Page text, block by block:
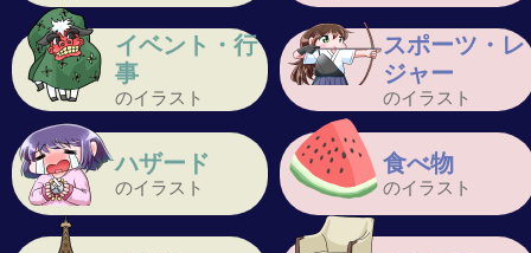
イベント・行
事
のイラスト
スポーツ・レ
ジャー
のイラスト
ハザード
のイラスト
食べ物
のイラスト